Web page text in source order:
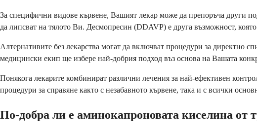
За специфични видове кървене, Вашият лекар може да препоръча други
да липсват на тялото Ви. Десмопресин (DDAVP) е друга възможност,
Алтернативите без лекарства могат да включват процедури за директно
медицински екип ще избере най-добрия подход въз основа на Вашата
Понякога лекарите комбинират различни лечения за най-ефективен
процедури за справяне както с незабавното кървене, така и с всички
По-добра ли е аминокапроновата киселина от